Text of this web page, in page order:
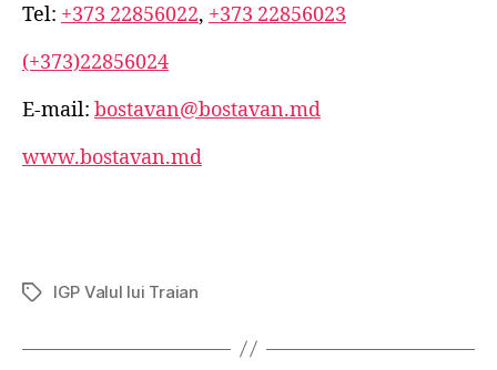
Tel: +373 22856022, +373 22856023
(+373)22856024
E-mail: bostavan@bostavan.md
www.bostavan.md
EticheteIGP Valul lui Traian